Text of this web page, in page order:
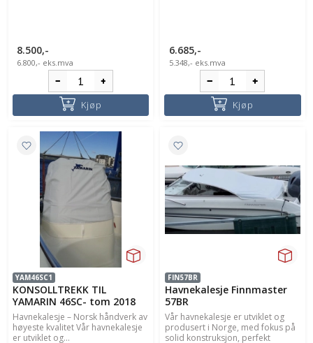
8.500,-
6.800,- eks.mva
Kjøp
6.685,-
5.348,- eks.mva
Kjøp
YAM46SC1
KONSOLLTREKK TIL
YAMARIN 46SC- tom 2018
Havnekalesje – Norsk håndverk av
høyeste kvalitet Vår havnekalesje
er utviklet og...
FIN57BR
Havnekalesje Finnmaster
57BR
Vår havnekalesje er utviklet og
produsert i Norge, med fokus på
solid konstruksjon, perfekt